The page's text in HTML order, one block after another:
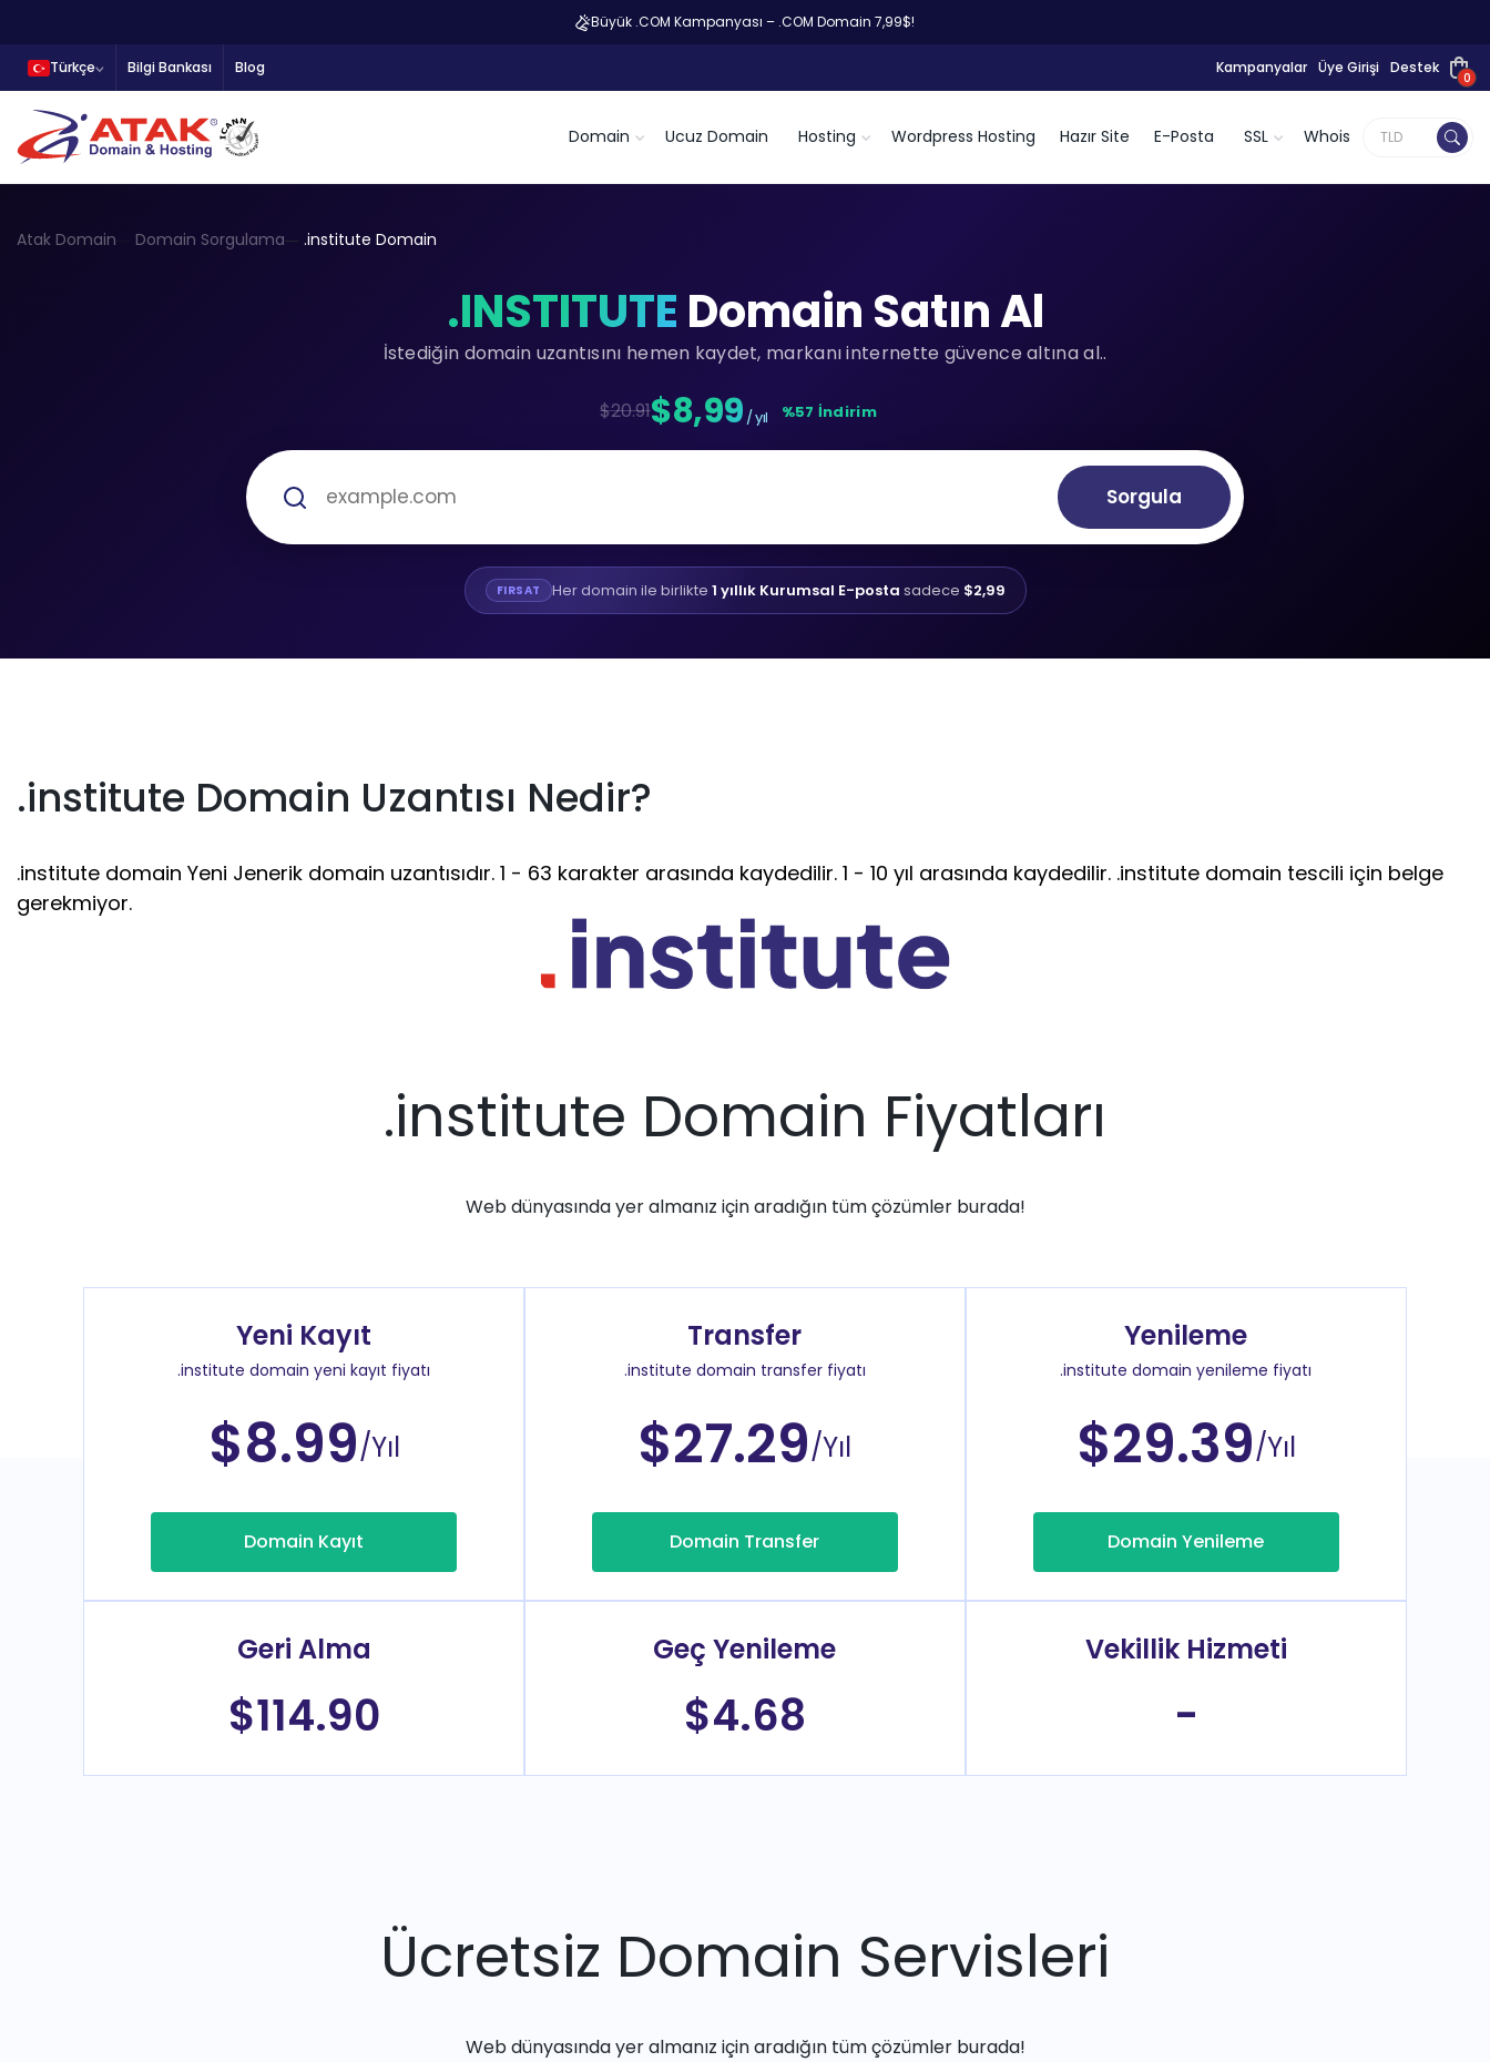
Büyük .COM Kampanyası – .COM Domain 7,99$!
Türkçe Bilgi Bankası Blog Kampanyalar Üye Girişi Destek
0
Domain Ucuz Domain Hosting Wordpress Hosting Hazır Site E-Posta SSL Whois
Atak Domain Domain Sorgulama .institute Domain
.INSTITUTE Domain Satın Al
İstediğin domain uzantısını hemen kaydet, markanı internette güvence altına al..
$20.91$8,99 / yıl %57 İndirim
Sorgula
FIRSAT Her domain ile birlikte 1 yıllık Kurumsal E-posta sadece $2,99
.institute Domain Uzantısı Nedir?
.institute domain Yeni Jenerik domain uzantısıdır. 1 - 63 karakter arasında kaydedilir. 1 - 10 yıl arasında kaydedilir. .institute domain tescili için belge
gerekmiyor.
.institute Domain Fiyatları
Web dünyasında yer almanız için aradığın tüm çözümler burada!
Yeni Kayıt
.institute domain yeni kayıt fiyatı
$8.99/Yıl
Domain Kayıt
Transfer
.institute domain transfer fiyatı
$27.29/Yıl
Domain Transfer
Yenileme
.institute domain yenileme fiyatı
$29.39/Yıl
Domain Yenileme
Geri Alma
$114.90
Geç Yenileme
$4.68
Vekillik Hizmeti
-
Ücretsiz Domain Servisleri
Web dünyasında yer almanız için aradığın tüm çözümler burada!